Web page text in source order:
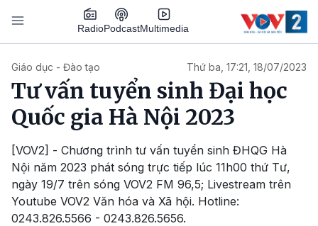
Nhảy đến nội dung
RadioPodcastMultimedia
Giáo dục - Đào tạo Thứ ba, 17:21, 18/07/2023
Tư vấn tuyển sinh Đại học
Quốc gia Hà Nội 2023
[VOV2] - Chương trình tư vấn tuyển sinh ĐHQG Hà
Nội năm 2023 phát sóng trực tiếp lúc 11h00 thứ Tư,
ngày 19/7 trên sóng VOV2 FM 96,5; Livestream trên
Youtube VOV2 Văn hóa và Xã hội. Hotline:
0243.826.5566 - 0243.826.5656.